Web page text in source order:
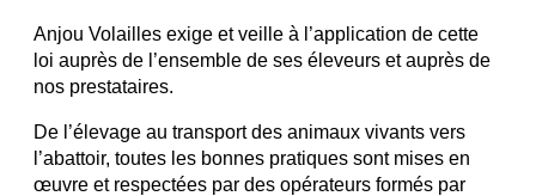
Anjou Volailles exige et veille à l’application de cette
loi auprès de l’ensemble de ses éleveurs et auprès de
nos prestataires.
De l’élevage au transport des animaux vivants vers
l’abattoir, toutes les bonnes pratiques sont mises en
œuvre et respectées par des opérateurs formés par